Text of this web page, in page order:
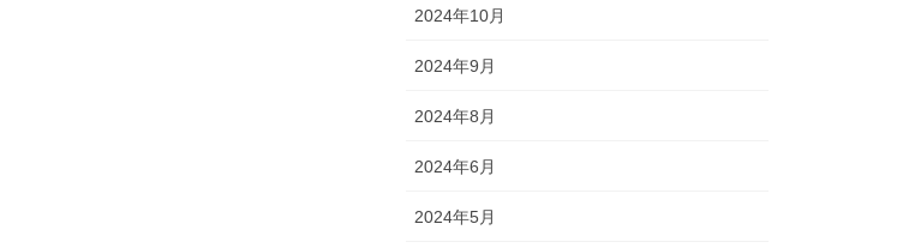
2024年10月
2024年9月
2024年8月
2024年6月
2024年5月